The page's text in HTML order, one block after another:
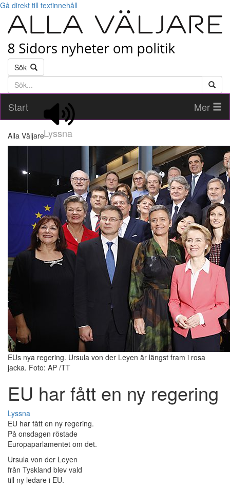
Gå direkt till textinnehåll
Sök
Söktext
Start
Lyssna
Mer
Alla Väljare
EUs nya regering. Ursula von der Leyen är längst fram i rosa
jacka. Foto: AP /TT
EU har fått en ny regering
Lyssna
EU har fått en ny regering.
På onsdagen röstade
Europaparlamentet om det.
Ursula von der Leyen
från Tyskland blev vald
till ny ledare i EU.